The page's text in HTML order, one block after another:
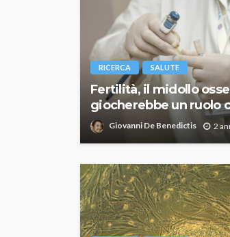
RICERCA SALUTE
Fertilità, il midollo
giocherebbe un ruolo
Giovanni De Benedictis 2